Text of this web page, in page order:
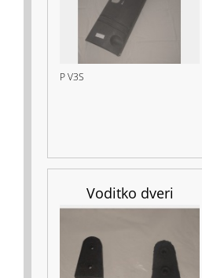
P V3S
Voditko dveri